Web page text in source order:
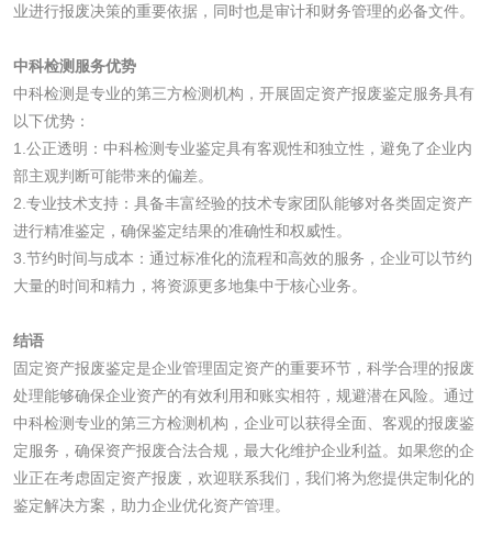
业进行报废决策的重要依据，同时也是审计和财务管理的必备文件。
中科检测服务优势
中科检测是专业的第三方检测机构，开展固定资产报废鉴定服务具有
以下优势：
1.公正透明：中科检测专业鉴定具有客观性和独立性，避免了企业内
部主观判断可能带来的偏差。
2.专业技术支持：具备丰富经验的技术专家团队能够对各类固定资产
进行精准鉴定，确保鉴定结果的准确性和权威性。
3.节约时间与成本：通过标准化的流程和高效的服务，企业可以节约
大量的时间和精力，将资源更多地集中于核心业务。
结语
固定资产报废鉴定是企业管理固定资产的重要环节，科学合理的报废
处理能够确保企业资产的有效利用和账实相符，规避潜在风险。通过
中科检测专业的第三方检测机构，企业可以获得全面、客观的报废鉴
定服务，确保资产报废合法合规，最大化维护企业利益。如果您的企
业正在考虑固定资产报废，欢迎联系我们，我们将为您提供定制化的
鉴定解决方案，助力企业优化资产管理。
食品接触材料检测
食品包装材料检测
食品包装用阻隔塑 食品包装用纸铝塑
袋检测
文体用品
学生用品检测 文具检测